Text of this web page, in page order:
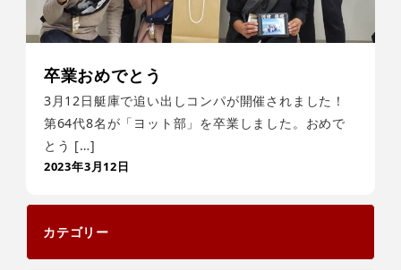
卒業おめでとう
3月12日艇庫で追い出しコンパが開催されました！
第64代8名が「ヨット部」を卒業しました。おめで
とう […]
2023年3月12日
カテゴリー